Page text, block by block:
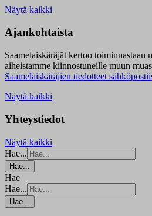
Näytä kaikki
Ajankohtaista
Saamelaiskäräjät kertoo toiminnastaan
aiheistamme kiinnostuneille muun
Saamelaiskäräjien tiedotteet
Näytä kaikki
Yhteystiedot
Näytä kaikki
Hae...
Hae...
Hae
Hae...
Hae...